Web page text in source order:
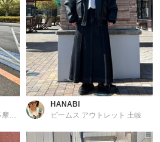
HANABI
ビームス アウトレット 土岐